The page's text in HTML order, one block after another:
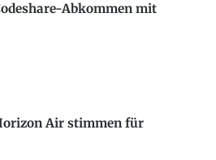
Abkommen mit
Air stimmen für